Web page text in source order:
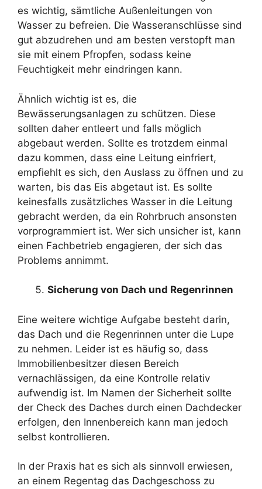
es wichtig, sämtliche Außenleitungen von
Wasser zu befreien. Die Wasseranschlüsse sind
gut abzudrehen und am besten verstopft man
sie mit einem Pfropfen, sodass keine
Feuchtigkeit mehr eindringen kann.
Ähnlich wichtig ist es, die
Bewässerungsanlagen zu schützen. Diese
sollten daher entleert und falls möglich
abgebaut werden. Sollte es trotzdem einmal
dazu kommen, dass eine Leitung einfriert,
empfiehlt es sich, den Auslass zu öffnen und zu
warten, bis das Eis abgetaut ist. Es sollte
keinesfalls zusätzliches Wasser in die Leitung
gebracht werden, da ein Rohrbruch ansonsten
vorprogrammiert ist. Wer sich unsicher ist, kann
einen Fachbetrieb engagieren, der sich das
Problems annimmt.
Sicherung von Dach und Regenrinnen
Eine weitere wichtige Aufgabe besteht darin,
das Dach und die Regenrinnen unter die Lupe
zu nehmen. Leider ist es häufig so, dass
Immobilienbesitzer diesen Bereich
vernachlässigen, da eine Kontrolle relativ
aufwendig ist. Im Namen der Sicherheit sollte
der Check des Daches durch einen Dachdecker
erfolgen, den Innenbereich kann man jedoch
selbst kontrollieren.
In der Praxis hat es sich als sinnvoll erwiesen,
an einem Regentag das Dachgeschoss zu